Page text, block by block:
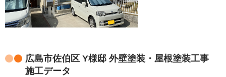
広島市佐伯区 Y様邸 外壁塗装・屋根塗装工事
施工データ